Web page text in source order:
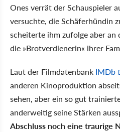
Ones verrät der Schauspieler
versuchte, die Schäferhündin
scheiterte ihm zufolge aber an
die Brotverdienerin ihrer
Laut der Filmdatenbank IMDb
anderen Kinoproduktion
sehen, aber ein so gut
anderweitig seine Stärken
Abschluss noch eine traurige